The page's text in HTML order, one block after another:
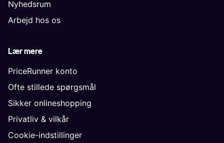
Nyhedsrum
Arbejd hos os
Lær mere
PriceRunner konto
Ofte stillede spørgsmål
Sikker onlineshopping
Privatliv & vilkår
Cookie-indstillinger